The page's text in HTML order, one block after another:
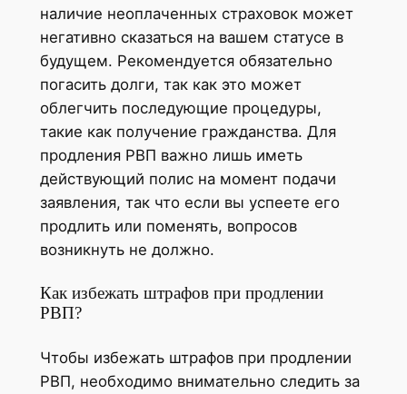
наличие неоплаченных страховок может
негативно сказаться на вашем статусе в
будущем. Рекомендуется обязательно
погасить долги, так как это может
облегчить последующие процедуры,
такие как получение гражданства. Для
продления РВП важно лишь иметь
действующий полис на момент подачи
заявления, так что если вы успеете его
продлить или поменять, вопросов
возникнуть не должно.
Как избежать штрафов при продлении
РВП?
Чтобы избежать штрафов при продлении
РВП, необходимо внимательно следить за